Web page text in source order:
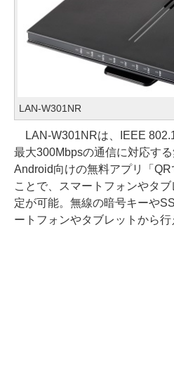
LAN-W301NR
LAN-W301NRは、IEEE
最大300Mbpsの通信に対応す
Android向けの無料アプリ「
ことで、スマートフォンやタ
定が可能。無線の暗号キーや
ートフォンやタブレットから行